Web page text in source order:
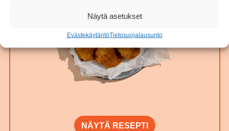
Näytä asetukset
EvästekäytäntöTietosuojalausunto
NÄYTÄ RESEPTI